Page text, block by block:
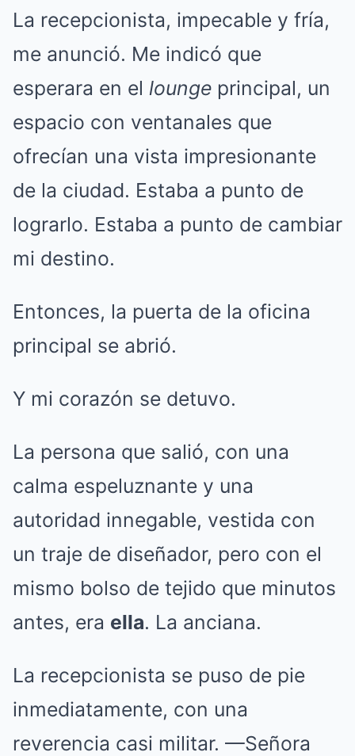
La recepcionista, impecable y fría,
me anunció. Me indicó que
esperara en el lounge principal, un
espacio con ventanales que
ofrecían una vista impresionante
de la ciudad. Estaba a punto de
lograrlo. Estaba a punto de cambiar
mi destino.
Entonces, la puerta de la oficina
principal se abrió.
Y mi corazón se detuvo.
La persona que salió, con una
calma espeluznante y una
autoridad innegable, vestida con
un traje de diseñador, pero con el
mismo bolso de tejido que minutos
antes, era ella. La anciana.
La recepcionista se puso de pie
inmediatamente, con una
reverencia casi militar. —Señora